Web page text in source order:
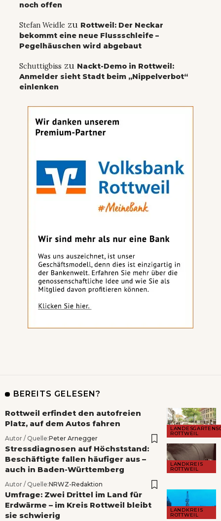
noch offen
Stefan Weidle zu Rottweil: Der Neckar
bekommt eine neue Flussschleife –
Pegelhäuschen wird abgebaut
Schuttigbiss zu Nackt-Demo in Rottweil:
Anmelder sieht Stadt beim „Nippelverbot“
einlenken
BEREITS GELESEN?
ROTTWEIL
Rottweil erfindet den autofreien
Platz, auf dem Autos fahren
Autor / Quelle:Peter Arnegger
LANDKREIS
ROTTWEIL
Stressdiagnosen auf Höchststand:
Beschäftigte fallen häufiger aus –
auch in Baden-Württemberg
Autor / Quelle:NRWZ-Redaktion
LANDKREIS
ROTTWEIL
Umfrage: Zwei Drittel im Land für
Erdwärme – im Kreis Rottweil bleibt
sie schwierig